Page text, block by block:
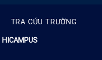
TRA CỨU TRƯỜNG
HICAMPUS